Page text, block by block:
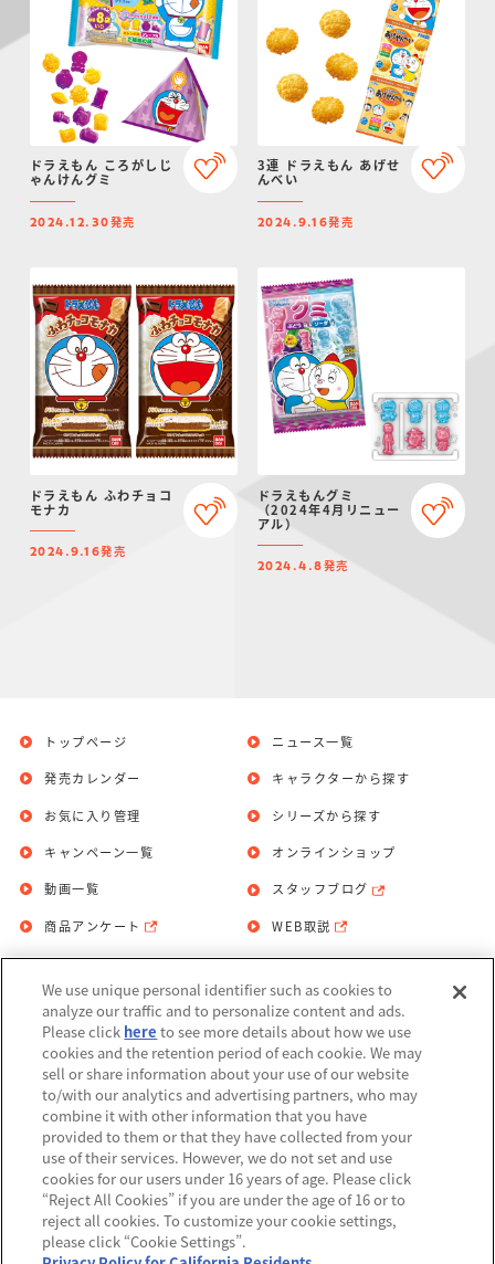
ドラえもん ころがしじ
ゃんけんグミ
2024.12.30発売
3連 ドラえもん あげせ
んべい
2024.9.16発売
ドラえもん ふわチョコ
モナカ
2024.9.16発売
ドラえもんグミ
（2024年4月リニュー
アル）
2024.4.8発売
トップページ
発売カレンダー
お気に入り管理
ニュース一覧
キャラクターから探す
シリーズから探す
キャンペーン一覧
動画一覧
商品アンケート
オンラインショップ
スタッフブログ
WEB取説
お問い合わせ 個人情報保護方針
利用規約
Do Not Sell or Share My Personal
Information
アレルギー情報
We use unique personal identifier such as cookies to
analyze our traffic and to personalize content and ads.
Please click here to see more details about how we use
cookies and the retention period of each cookie. We may
sell or share information about your use of our website
to/with our analytics and advertising partners, who may
combine it with other information that you have
provided to them or that they have collected from your
use of their services. However, we do not set and use
cookies for our users under 16 years of age. Please click
“Reject All Cookies” if you are under the age of 16 or to
reject all cookies. To customize your cookie settings,
please click “Cookie Settings”.